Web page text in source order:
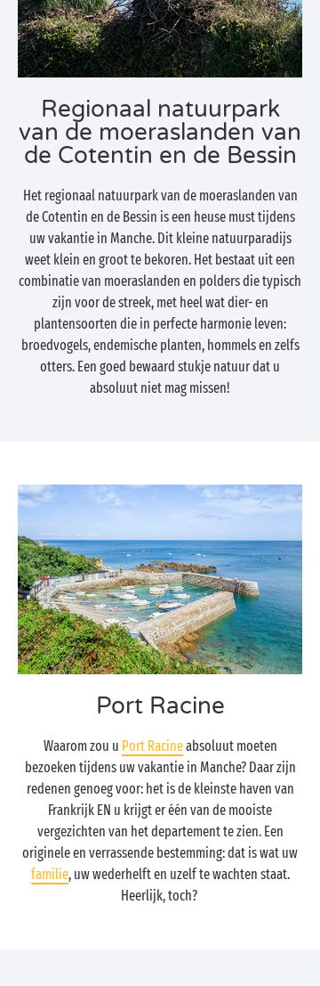
Regionaal natuurpark
van de moeraslanden van
de Cotentin en de Bessin
Het regionaal natuurpark van de moeraslanden van
de Cotentin en de Bessin is een heuse must tijdens
uw vakantie in Manche. Dit kleine natuurparadijs
weet klein en groot te bekoren. Het bestaat uit een
combinatie van moeraslanden en polders die typisch
zijn voor de streek, met heel wat dier- en
plantensoorten die in perfecte harmonie leven:
broedvogels, endemische planten, hommels en zelfs
otters. Een goed bewaard stukje natuur dat u
absoluut niet mag missen!
Port Racine
Waarom zou u Port Racineabsoluut moeten
bezoeken tijdens uw vakantie in Manche? Daar zijn
redenen genoeg voor: het is de kleinste haven van
Frankrijk EN u krijgt er één van de mooiste
vergezichten van het departement te zien. Een
originele en verrassende bestemming: dat is wat uw
familie, uw wederhelft en uzelf te wachten staat.
Heerlijk, toch?